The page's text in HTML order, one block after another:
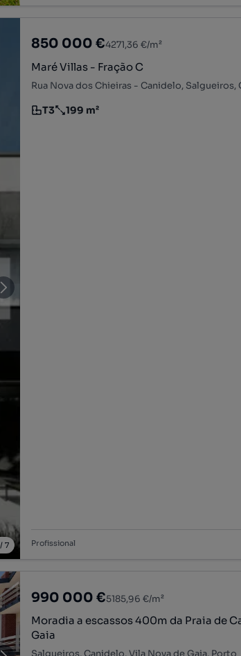
7
850 000 €4271,36 €/m²
Maré Villas - Fração C
Tipologia
T3
Preço por metro quadrado
199 m²
Profissional
990 000 €5185,96 €/m²
Moradia a escassos 400m da Praia de
Gaia